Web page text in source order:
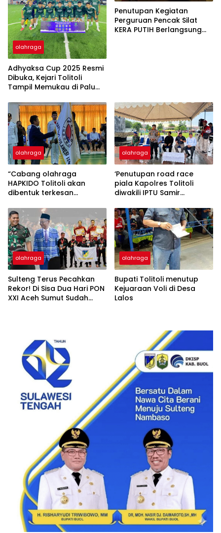
olahraga
Adhyaksa Cup 2025 Resmi
Dibuka, Kejari Tolitoli
Tampil Memukau di Palu
Penutupan Kegiatan
Perguruan Pencak Silat
KERA PUTIH Berlangsung
olahraga
“Cabang olahraga
HAPKIDO Tolitoli akan
dibentuk terkesan
Kabupaten Tolitoli” ada
dugaan penyimpang dana
pembinaan cabor
olahraga
‘Penutupan road race
piala Kapolres Tolitoli
diwakili IPTU Samir
“Ini nama nama sang
juara”
olahraga
Sulteng Terus Pecahkan
Rekor! Di Sisa Dua Hari PON
XXI Aceh Sumut Sudah
olahraga
Bupati Tolitoli menutup
Kejuaraan Voli di Desa
Lalos